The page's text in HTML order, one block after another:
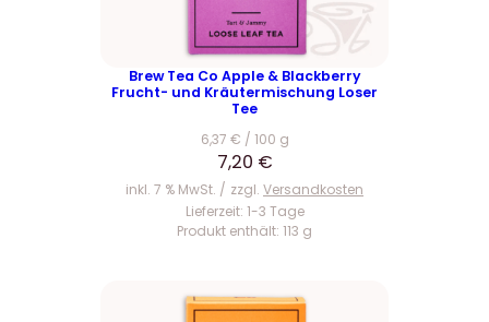
Brew Tea Co Apple & Blackberry
Frucht- und Kräutermischung Loser
Tee
6,37 € / 100 g
7,20 €
inkl. 7 % MwSt. zzgl. Versandkosten
Lieferzeit: 1-3 Tage
Produkt enthält: 113 g